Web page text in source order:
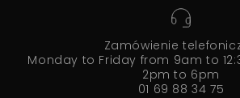
Zamówienie
Monday to Friday from 9am to
2pm to 6pm
01 69 88 34 75